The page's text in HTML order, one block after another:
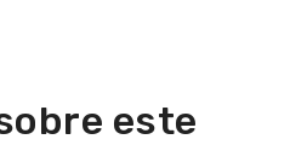
este